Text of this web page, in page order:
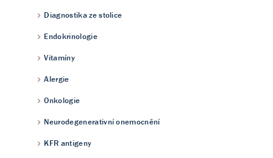
Diagnostika ze stolice
Endokrinologie
Vitamíny
Alergie
Onkologie
Neurodegenerativní onemocnění
KFR antigeny